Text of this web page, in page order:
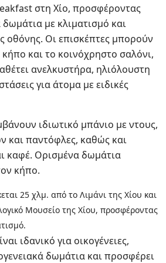
στη Χίο, προσφέροντας
με κλιματισμό και
οθόνης. Οι επισκέπτες μπορούν
και το κοινόχρηστο σαλόνι,
ανελκυστήρα, ηλιόλουστη
για άτομα με ειδικές
ιδιωτικό μπάνιο με ντους,
και παντόφλες, καθώς και
καφέ. Ορισμένα δωμάτια
κήπο.
25 χλμ. από το Λιμάνι της Χίου και
Μουσείο της Χίου, προσφέροντας
ιδανικό για οικογένειες,
δωμάτια και προσφέρει